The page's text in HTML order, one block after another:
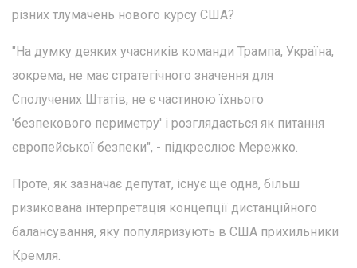
різних тлумачень нового курсу США?
"На думку деяких учасників команди Трампа, Україна,
зокрема, не має стратегічного значення для
Сполучених Штатів, не є частиною їхнього
'безпекового периметру' і розглядається як питання
європейської безпеки", - підкреслює Мережко.
Проте, як зазначає депутат, існує ще одна, більш
ризикована інтерпретація концепції дистанційного
балансування, яку популяризують в США прихильники
Кремля.